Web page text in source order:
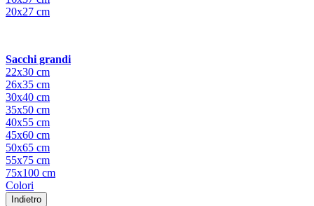
20x27 cm
Sacchi grandi
22x30 cm
26x35 cm
30x40 cm
35x50 cm
40x55 cm
45x60 cm
50x65 cm
55x75 cm
75x100 cm
Colori
Indietro